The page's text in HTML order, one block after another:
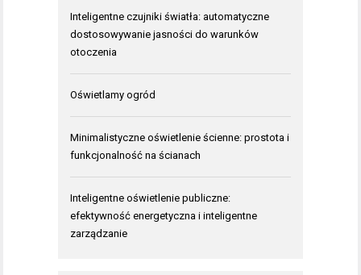
Inteligentne czujniki światła: automatyczne
dostosowywanie jasności do warunków
otoczenia
Oświetlamy ogród
Minimalistyczne oświetlenie ścienne: prostota i
funkcjonalność na ścianach
Inteligentne oświetlenie publiczne:
efektywność energetyczna i inteligentne
zarządzanie